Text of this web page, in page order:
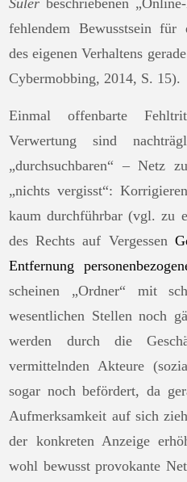
fehlendem Bewusstsein für
des eigenen Verhaltens
Cybermobbing, 2014, S. 15).
Einmal offenbarte
Verwertung sind
„durchsuchbaren“ – Netz
„nichts vergisst“:
kaum durchführbar (vgl. zu
des Rechts auf Vergessen
Entfernung
scheinen „Ordner“ mit
wesentlichen Stellen noch
werden durch die
vermittelnden Akteure
sogar noch befördert, da
Aufmerksamkeit auf sich
der konkreten Anzeige
wohl bewusst provokante